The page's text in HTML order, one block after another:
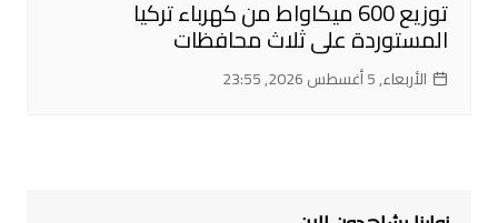
توزيع 600 ميكاواط من كهرباء تركيا
المستوردة على ثلاث محافظات
الأربعاء, 5 أغسطس 2026, 23:55